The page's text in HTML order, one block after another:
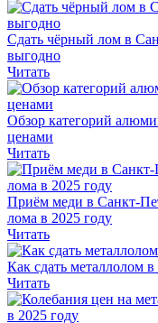
Сдать чёрный лом в
выгодно
Читать
Обзор категорий
ценами
Читать
Приём меди в Санкт-
лома в 2025 году
Читать
Как сдать металлолом
Читать